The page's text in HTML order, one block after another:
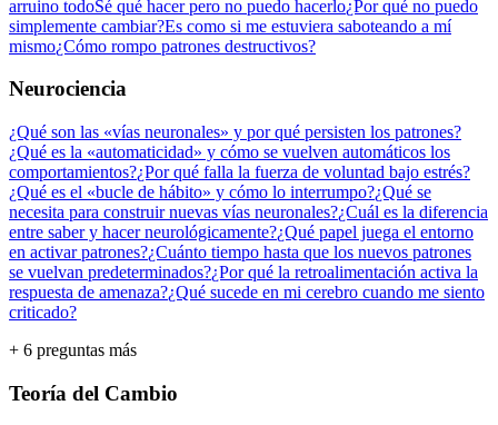
arruino todoSé qué hacer pero no puedo hacerlo¿Por qué no puedo
simplemente cambiar?Es como si me estuviera saboteando a mí
mismo¿Cómo rompo patrones destructivos?
Neurociencia
¿Qué son las «vías neuronales» y por qué persisten los patrones?
¿Qué es la «automaticidad» y cómo se vuelven automáticos los
comportamientos?¿Por qué falla la fuerza de voluntad bajo estrés?
¿Qué es el «bucle de hábito» y cómo lo interrumpo?¿Qué se
necesita para construir nuevas vías neuronales?¿Cuál es la diferencia
entre saber y hacer neurológicamente?¿Qué papel juega el entorno
en activar patrones?¿Cuánto tiempo hasta que los nuevos patrones
se vuelvan predeterminados?¿Por qué la retroalimentación activa la
respuesta de amenaza?¿Qué sucede en mi cerebro cuando me siento
criticado?
+ 6 preguntas más
Teoría del Cambio